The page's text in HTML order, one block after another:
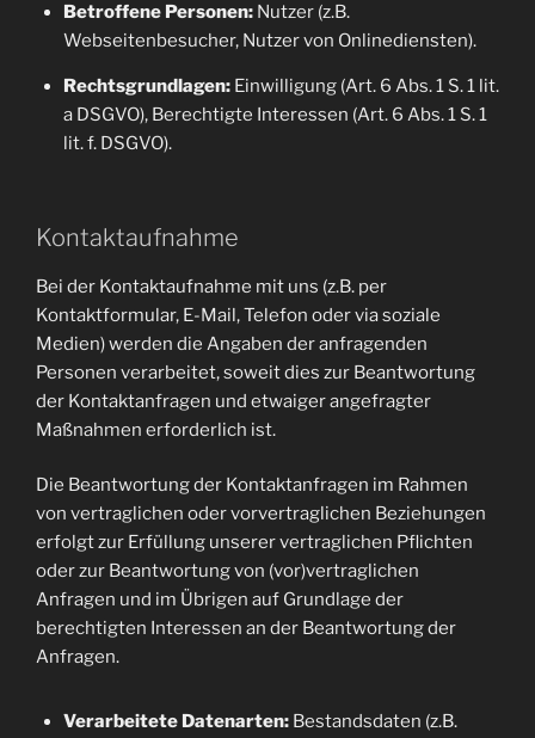
Betroffene Personen:Nutzer (z.B.
Webseitenbesucher, Nutzer von Onlinediensten).
Rechtsgrundlagen:Einwilligung (Art. 6 Abs. 1 S. 1 lit.
a DSGVO), Berechtigte Interessen (Art. 6 Abs. 1 S. 1
lit. f. DSGVO).
Kontaktaufnahme
Bei der Kontaktaufnahme mit uns (z.B. per
Kontaktformular, E-Mail, Telefon oder via soziale
Medien) werden die Angaben der anfragenden
Personen verarbeitet, soweit dies zur Beantwortung
der Kontaktanfragen und etwaiger angefragter
Maßnahmen erforderlich ist.
Die Beantwortung der Kontaktanfragen im Rahmen
von vertraglichen oder vorvertraglichen Beziehungen
erfolgt zur Erfüllung unserer vertraglichen Pflichten
oder zur Beantwortung von (vor)vertraglichen
Anfragen und im Übrigen auf Grundlage der
berechtigten Interessen an der Beantwortung der
Anfragen.
Verarbeitete Datenarten:Bestandsdaten (z.B.